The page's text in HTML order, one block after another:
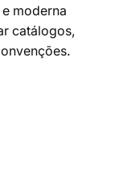
moderna
catálogos,